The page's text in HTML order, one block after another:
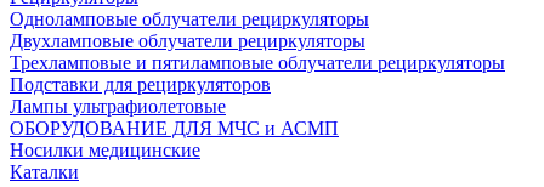
Одноламповые облучатели рециркуляторы
Двухламповые облучатели рециркуляторы
Трехламповые и пятиламповые облучатели рециркуляторы
Подставки для рециркуляторов
Лампы ультрафиолетовые
ОБОРУДОВАНИЕ ДЛЯ МЧС и АСМП
Носилки медицинские
Каталки